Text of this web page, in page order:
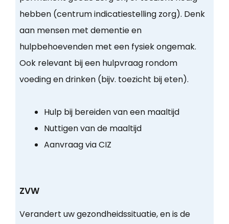
hebben (centrum indicatiestelling zorg). Denk
aan mensen met dementie en
hulpbehoevenden met een fysiek ongemak.
Ook relevant bij een hulpvraag rondom
voeding en drinken (bijv. toezicht bij eten).
Hulp bij bereiden van een maaltijd
Nuttigen van de maaltijd
Aanvraag via CIZ
ZVW
Verandert uw gezondheidssituatie, en is de